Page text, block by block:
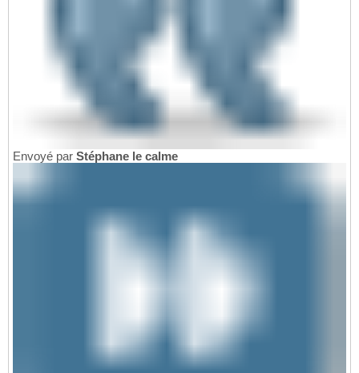
Envoyé par Stéphane le calme